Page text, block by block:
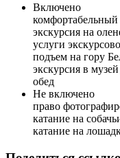
Включено
комфортабельный
экскурсия на
услуги
подъем на гору
экскурсия в
обед
Не включено
право
катание на
катание на